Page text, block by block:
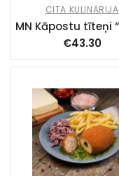
CITA KULINĀRIJA
€43.30